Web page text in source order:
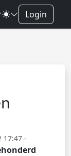
Login
17:47 -